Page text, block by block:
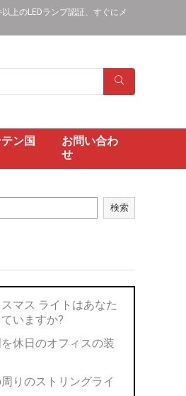
上のLEDランプ認証、すぐにメ
ン国
お問い合わ
せ
検索
マス ライトはあなた
いますか?
休日のオフィスの装
りのストリングライ